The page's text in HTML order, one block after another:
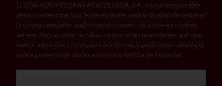
LLOTJA AGROPECUÀRIA MERCOLLEIDA, S.A., com a responsable
del tractament tractarà les teves dades amb la finalitat de remetre't
la nostra newsletter amb novetats comercials sobre els nostres
serveis. Pots accedir, rectificar i suprimir les teves dades, així com
exercir altres drets consultant la informació addicional i detallada
sobre protecció de dades a la nostra Política de Privacitat.